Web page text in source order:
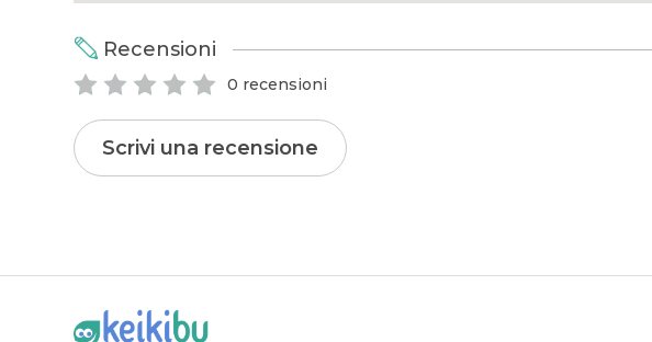
Recensioni
0 recensioni
Scrivi una recensione